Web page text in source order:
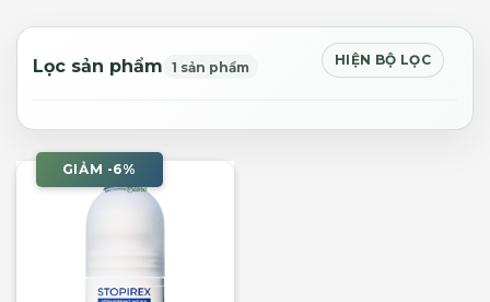
Lọc sản phẩm 1 sản phẩm HIỆN BỘ LỌC
GIẢM -6%